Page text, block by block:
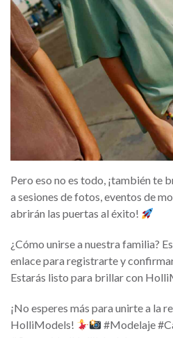
Pero eso no es todo, ¡también te
a sesiones de fotos, eventos de
abrirán las puertas al éxito!
¿Cómo unirse a nuestra familia?
enlace para registrarte y
Estarás listo para brillar con
¡No esperes más para unirte a la
HolliModels!
#Modelaje